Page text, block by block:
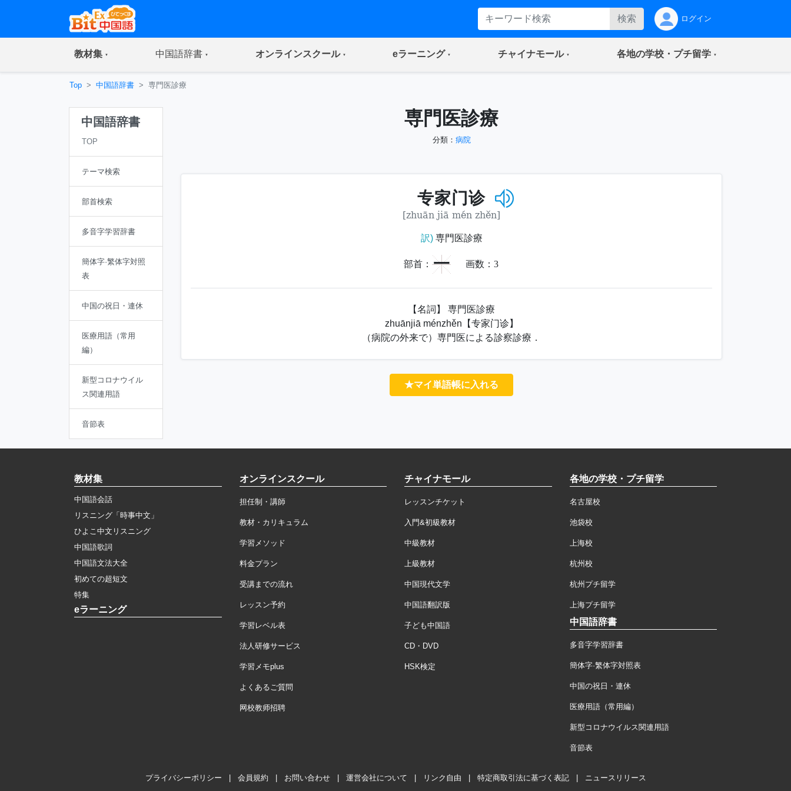
検索 ログイン
教材集(current) 中国語辞書(current) オンラインスクール(current) eラーニング(current) チャイナモール(current) 各地の学校・プチ留学(current)
Top 中国語辞書 専門医診療
中国語辞書
TOP
テーマ検索
部首検索
多音字学習辞書
簡体字·繁体字対照
表
中国の祝日・連休
医療用語（常用
編）
新型コロナウイル
ス関連用語
音節表
専門医診療
分類： 病院
专家门诊
[zhuān jiā mén zhěn]
訳)専門医診療
部首： 一 画数： 3
【名詞】 専門医診療
zhuānjiā ménzhěn【专家门诊】
（病院の外来で）専門医による診察診療．
★マイ単語帳に入れる
教材集
中国語会話
リスニング「時事中文」
ひよこ中文リスニング
中国語歌詞
中国語文法大全
初めての超短文
特集
eラーニング
オンラインスクール
担任制・講師
教材・カリキュラム
学習メソッド
料金プラン
受講までの流れ
レッスン予約
学習レベル表
法人研修サービス
学習メモplus
よくあるご質問
网校教师招聘
チャイナモール
レッスンチケット
入門&初級教材
中級教材
上級教材
中国現代文学
中国語翻訳版
子ども中国語
CD・DVD
HSK検定
各地の学校・プチ留学
名古屋校
池袋校
上海校
杭州校
杭州プチ留学
上海プチ留学
中国語辞書
多音字学習辞書
簡体字·繁体字対照表
中国の祝日・連休
医療用語（常用編）
新型コロナウイルス関連用語
音節表
プライバシーポリシー 会員規約 お問い合わせ 運営会社について リンク自由 特定商取引法に基づく表記 ニュースリリース